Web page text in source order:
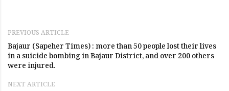
PREVIOUS ARTICLE
Bajaur (Sapeher Times) : more than 50 people lost their lives
in a suicide bombing in Bajaur District, and over 200 others
were injured.
NEXT ARTICLE